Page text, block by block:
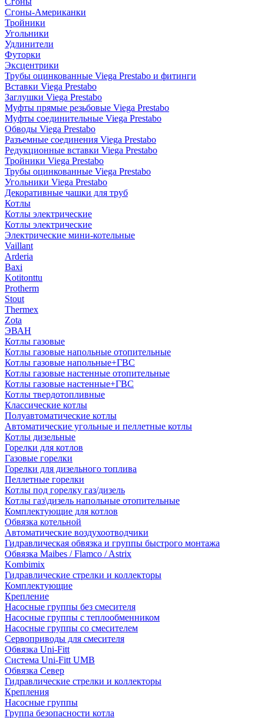
Сгоны-Американки
Тройники
Угольники
Удлинители
Футорки
Эксцентрики
Трубы оцинкованные Viega Prestabo и фитинги
Вставки Viega Prestabo
Заглушки Viega Prestabo
Муфты прямые резьбовые Viega Prestabo
Муфты соединительные Viega Prestabo
Обводы Viega Prestabo
Разъемные соединения Viega Prestabo
Редукционные вставки Viega Prestabo
Тройники Viega Prestabo
Трубы оцинкованные Viega Prestabo
Угольники Viega Prestabo
Декоративные чашки для труб
Котлы
Котлы электрические
Котлы электрические
Электрические мини-котельные
Vaillant
Arderia
Baxi
Kotitonttu
Protherm
Stout
Thermex
Zota
ЭВАН
Котлы газовые
Котлы газовые напольные отопительные
Котлы газовые напольные+ГВС
Котлы газовые настенные отопительные
Котлы газовые настенные+ГВС
Котлы твердотопливные
Классические котлы
Полуавтоматические котлы
Автоматические угольные и пеллетные котлы
Котлы дизельные
Горелки для котлов
Газовые горелки
Горелки для дизельного топлива
Пеллетные горелки
Котлы под горелку газ/дизель
Котлы газ\дизель напольные отопительные
Комплектующие для котлов
Обвязка котельной
Автоматические воздухоотводчики
Гидравлическая обвязка и группы быстрого монтажа
Обвязка Maibes / Flamco / Astrix
Kombimix
Гидравлические стрелки и коллекторы
Комплектующие
Крепление
Насосные группы без смесителя
Насосные группы с теплообменником
Насосные группы со смесителем
Сервоприводы для смесителя
Обвязка Uni-Fitt
Система Uni-Fitt UMB
Обвязка Север
Гидравлические стрелки и коллекторы
Крепления
Насосные группы
Группа безопасности котла